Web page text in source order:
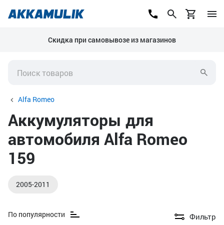
Скидка при самовывозе из магазинов
Alfa Romeo
Аккумуляторы для
автомобиля Alfa Romeo
159
2005-2011
По популярности Фильтр